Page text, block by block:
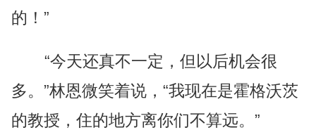
的！”
“今天还真不一定，但以后机会很
多。”林恩微笑着说，“我现在是霍格沃茨
的教授，住的地方离你们不算远。”